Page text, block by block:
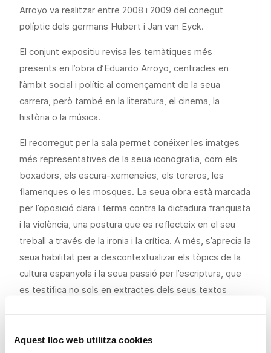
Aquest lloc web utilitza cookies
Arroyo va realitzar entre 2008 i 2009 del conegut
políptic dels germans Hubert i Jan van Eyck.
El conjunt expositiu revisa les temàtiques més
presents en l’obra d’Eduardo Arroyo, centrades en
l’àmbit social i polític al començament de la seua
carrera, però també en la literatura, el cinema, la
història o la música.
El recorregut per la sala permet conéixer les imatges
més representatives de la seua iconografia, com els
boxadors, els escura-xemeneies, els toreros, les
flamenques o les mosques. La seua obra està marcada
per l’oposició clara i ferma contra la dictadura franquista
i la violència, una postura que es reflecteix en el seu
treball a través de la ironia i la crítica. A més, s’aprecia la
seua habilitat per a descontextualizar els tòpics de la
cultura espanyola i la seua passió per l’escriptura, que
es testifica no sols en extractes dels seus textos
referències literàries.